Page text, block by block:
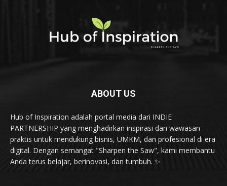
ABOUT US
Hub of Inspiration adalah portal media dari INDIE
PARTNERSHIP yang menghadirkan inspirasi dan wawasan
praktis untuk mendukung bisnis, UMKM, dan profesional di era
digital. Dengan semangat "Sharpen the Saw", kami membantu
Anda terus belajar, berinovasi, dan tumbuh. ✨